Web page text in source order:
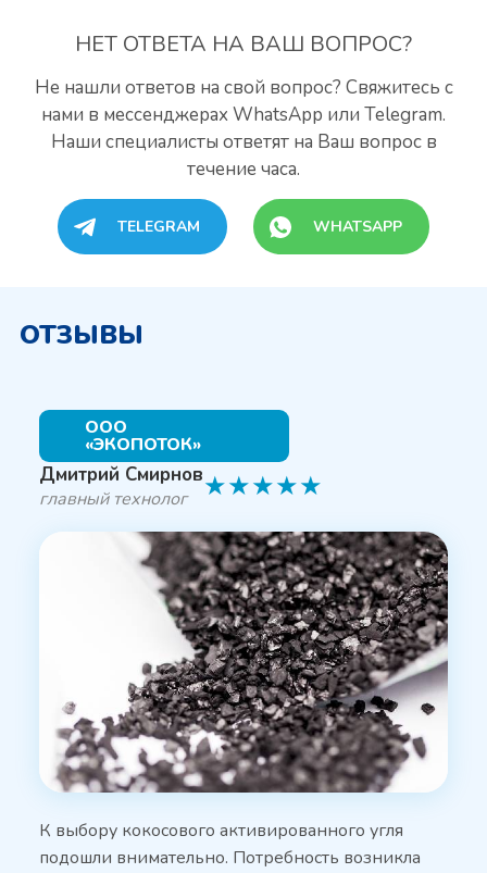
НЕТ ОТВЕТА НА ВАШ ВОПРОС?
Не нашли ответов на свой вопрос? Свяжитесь с
нами в мессенджерах WhatsApp или Telegram.
Наши специалисты ответят на Ваш вопрос в
течение часа.
TELEGRAM WHATSAPP
ОТЗЫВЫ
ООО
«ЭКОПОТОК»
Дмитрий Смирнов
главный технолог ★★★★★
К выбору кокосового активированного угля
подошли внимательно. Потребность возникла